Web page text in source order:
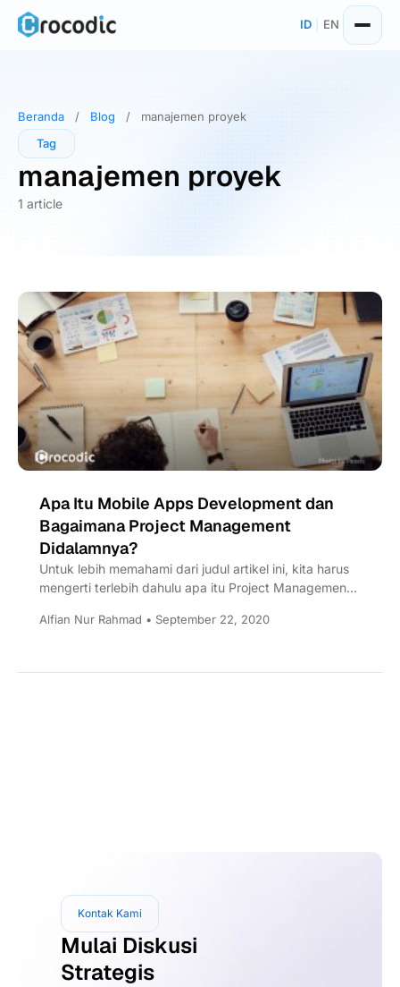
Skip
ID EN
Beranda / Blog /
manajemen proyek
Tag
manajemen proyek
1 article
Apa Itu Mobile Apps Development dan
Bagaimana Project Management
Didalamnya?
Untuk lebih memahami dari judul artikel ini, kita harus
mengerti terlebih dahulu apa itu Project Management
Alfian Nur Rahmad • September 22, 2020
Kontak Kami
Mulai Diskusi
Strategis